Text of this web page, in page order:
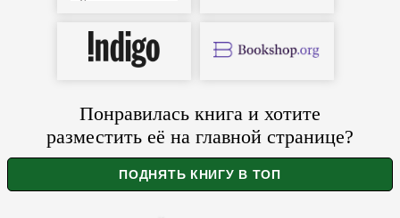
Понравилась книга и хотите
разместить её на главной странице?